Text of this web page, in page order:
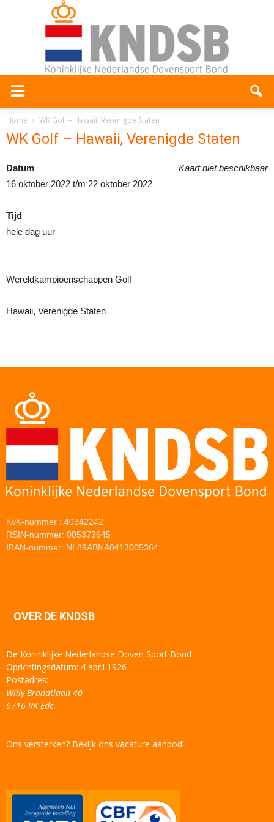
Home WK Golf – Hawaii, Verenigde Staten
WK Golf – Hawaii, Verenigde Staten
Kaart niet beschikbaar
Datum
16 oktober 2022 t/m 22 oktober 2022
Tijd
hele dag uur
Wereldkampioenschappen Golf
Hawaii, Verenigde Staten
KvK-nummer : 40342242
RSIN-nummer: 005373645
IBAN-nummer: NL89ABNA0413005364
OVER DE KNDSB
De Koninklijke Nederlandse Doven Sport Bond
Oprichtingsdatum: 4 april 1926
Postadres:
Willy Brandtlaan 40
6716 RK Ede.
Ons versterken? Bekijk ons vacature aanbod!